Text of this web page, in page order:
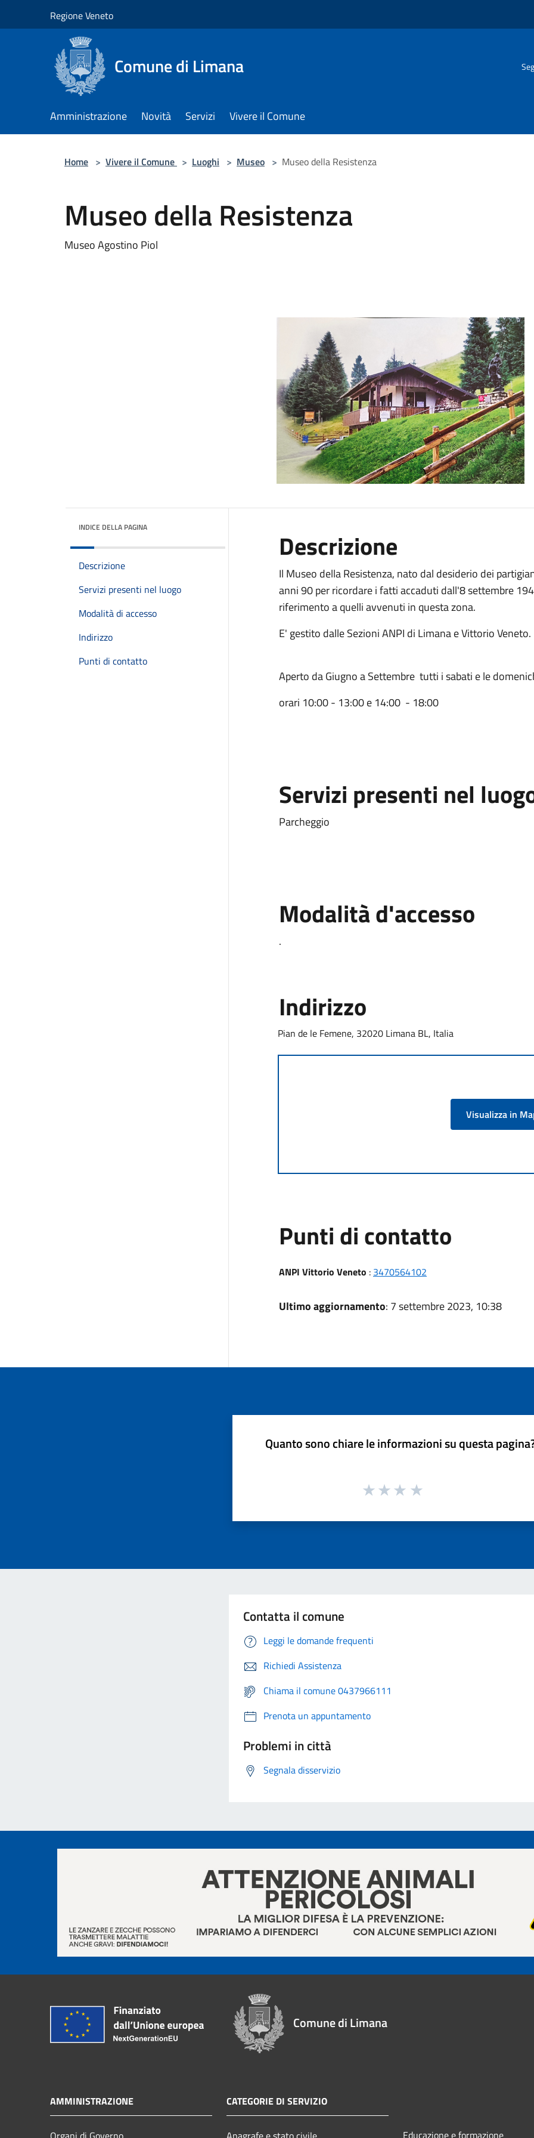
Regione Veneto
Comune di Limana
Amministrazione Novità Servizi Vivere il Comune
Home > Vivere il Comune > Luoghi > Museo > Museo della Resistenza
Museo della Resistenza
Museo Agostino Piol
INDICE DELLA PAGINA
Descrizione
Servizi presenti nel luogo
Modalità di accesso
Indirizzo
Punti di contatto
Descrizione
Il Museo della Resistenza, nato dal desiderio dei
anni 90 per ricordare i fatti accaduti dall'8 settembre
riferimento a quelli avvenuti in questa zona.
E' gestito dalle Sezioni ANPI di Limana e Vittorio Veneto.
Aperto da Giugno a Settembre tutti i sabati e le
orari 10:00 - 13:00 e 14:00 - 18:00
Servizi presenti nel
Parcheggio
Modalità d'accesso
.
Indirizzo
Pian de le Femene, 32020 Limana BL, Italia
Visualizza in
Punti di contatto
ANPI Vittorio Veneto : 3470564102
Ultimo aggiornamento: 7 settembre 2023, 10:38
Quanto sono chiare le informazioni su questa
Contatta il comune
Leggi le domande frequenti
Richiedi Assistenza
Chiama il comune 0437966111
Prenota un appuntamento
Problemi in città
Segnala disservizio
Comune di Limana
AMMINISTRAZIONE CATEGORIE DI SERVIZIO
Educazione e formazione